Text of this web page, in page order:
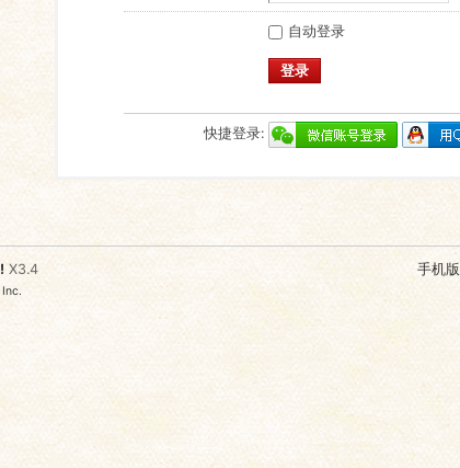
自动登录
登录
快捷登录:
手机版
X3.4